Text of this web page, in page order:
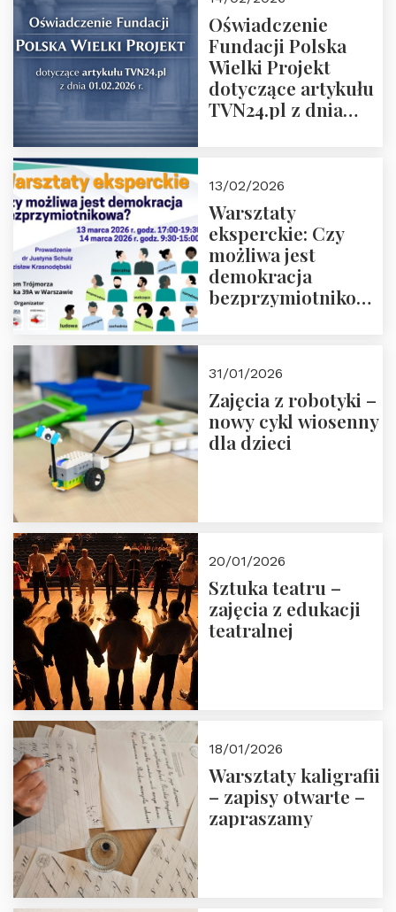
Oświadczenie
Fundacji Polska
Wielki Projekt
dotyczące artykułu
TVN24.pl z dnia
13/02/2026
Warsztaty
eksperckie: Czy
możliwa jest
demokracja
bezprzymiotnikowa?
31/01/2026
Zajęcia z robotyki –
nowy cykl wiosenny
dla dzieci
20/01/2026
Sztuka teatru –
zajęcia z edukacji
teatralnej
18/01/2026
Warsztaty kaligrafii
– zapisy otwarte –
zapraszamy